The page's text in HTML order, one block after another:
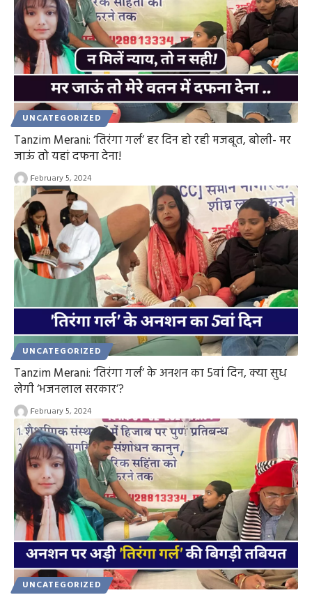
UNCATEGORIZED
Tanzim Merani: ‘तिरंगा गर्ल’ हर दिन हो रही मजबूत, बोली- मर
जाऊं तो यहां दफना देना!
February 5, 2024
UNCATEGORIZED
Tanzim Merani: ‘तिरंगा गर्ल’ के अनशन का 5वां दिन, क्या सुध
लेगी ‘भजनलाल सरकार’?
February 5, 2024
UNCATEGORIZED